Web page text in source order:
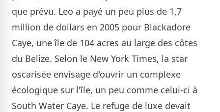
que prévu. Leo a payé un peu plus de 1,7
million de dollars en 2005 pour Blackadore
Caye, une île de 104 acres au large des côtes
du Belize. Selon le New York Times, la star
oscarisée envisage d'ouvrir un complexe
écologique sur l'île, un peu comme celui-ci à
South Water Caye. Le refuge de luxe devait